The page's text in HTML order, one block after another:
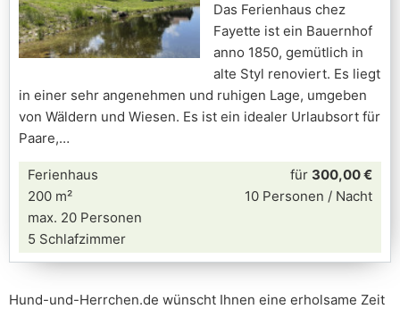
Das Ferienhaus chez
Fayette ist ein Bauernhof
anno 1850, gemütlich in
alte Styl renoviert. Es liegt
in einer sehr angenehmen und ruhigen Lage, umgeben
von Wäldern und Wiesen. Es ist ein idealer Urlaubsort für
Paare,
Ferienhaus
200 m²
max. 20 Personen
5 Schlafzimmer
für 300,00 €
10 Personen / Nacht
Hund-und-Herrchen.de wünscht Ihnen eine erholsame Zeit